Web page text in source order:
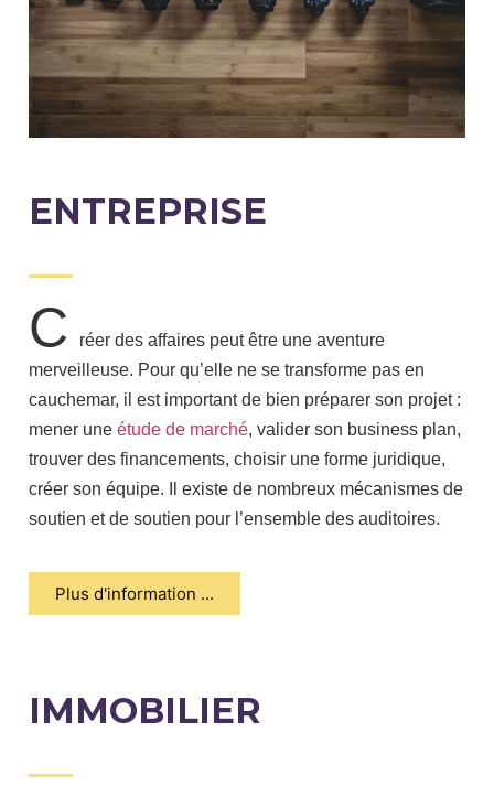
ENTREPRISE
C
réer des affaires peut être une aventure
merveilleuse. Pour qu’elle ne se transforme pas en
cauchemar, il est important de bien préparer son projet :
mener une étude de marché, valider son business plan,
trouver des financements, choisir une forme juridique,
créer son équipe. Il existe de nombreux mécanismes de
soutien et de soutien pour l’ensemble des auditoires.
Plus d'information ...
IMMOBILIER